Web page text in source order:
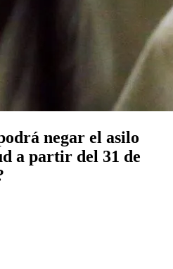
negar el asilo
a partir del 31 de